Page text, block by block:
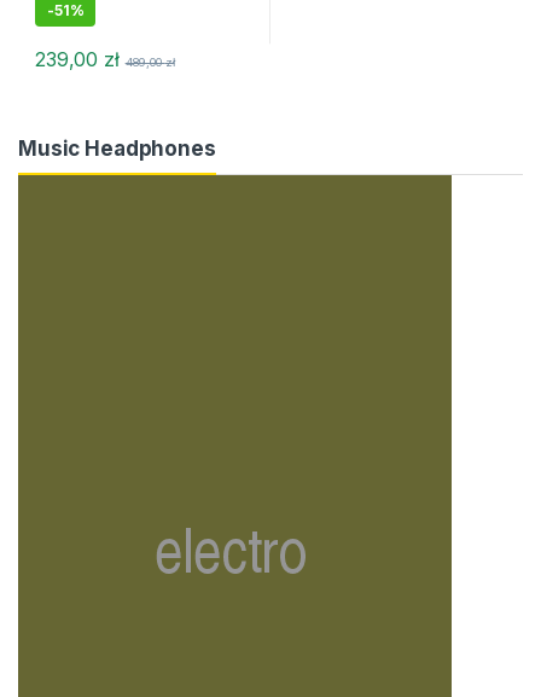
-51%
239,00 zł 489,00zł
Music Headphones